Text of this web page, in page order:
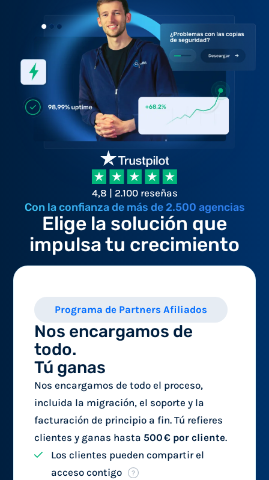
4,8 | 2.100 reseñas
Con la confianza de más de 2.500 agencias
Elige la solución que
impulsa tu crecimiento
Programa de Partners Afiliados
Nos encargamos de
todo.
Tú ganas
Nos encargamos de todo el proceso,
incluida la migración, el soporte y la
facturación de principio a fin. Tú refieres
clientes y ganas hasta 500 € por cliente.
Los clientes pueden compartir el
acceso contigo